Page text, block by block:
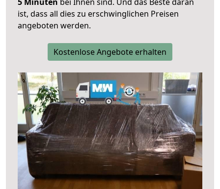
ist, dass all dies zu erschwinglichen Preisen
angeboten werden.
Kostenlose Angebote erhalten